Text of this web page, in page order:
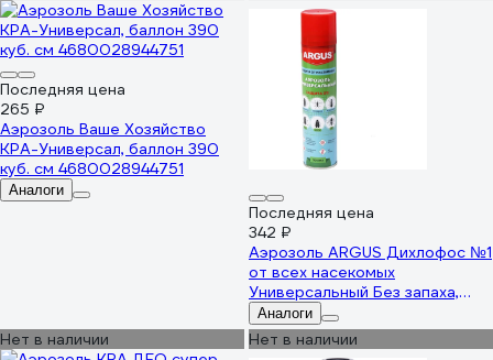
Последняя цена
265 ₽
Аэрозоль Ваше Хозяйство
КРА-Универсал, баллон 390
куб. см 4680028944751
Аналоги
Последняя цена
342 ₽
Аэрозоль ARGUS Дихлофос №1
от всех насекомых
Универсальный Без запаха,
300 мл AR-345-XXL
Аналоги
Нет в наличии Нет в наличии